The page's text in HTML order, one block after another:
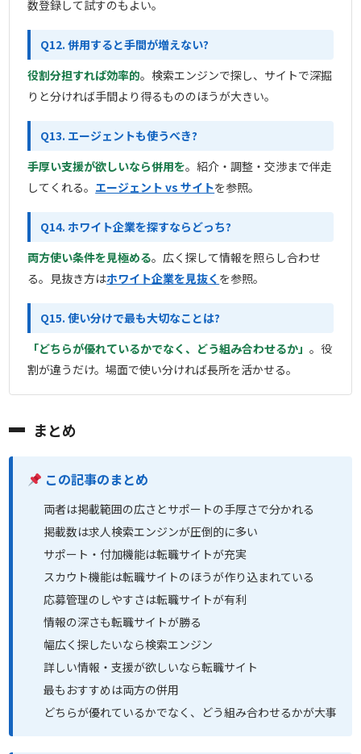
数登録して試すのもよい。
Q12. 併用すると手間が増えない?
役割分担すれば効率的。検索エンジンで探し、サイトで深掘
りと分ければ手間より得るもののほうが大きい。
Q13. エージェントも使うべき?
手厚い支援が欲しいなら併用を。紹介・調整・交渉まで伴走
してくれる。 エージェント vs サイトを参照。
Q14. ホワイト企業を探すならどっち?
両方使い条件を見極める。広く探して情報を照らし合わせ
る。見抜き方はホワイト企業を見抜く を参照。
Q15. 使い分けで最も大切なことは?
「どちらが優れているかでなく、どう組み合わせるか」。役
割が違うだけ。場面で使い分ければ長所を活かせる。
まとめ
この記事のまとめ
両者は掲載範囲の広さとサポートの手厚さで分かれる
掲載数は求人検索エンジンが圧倒的に多い
サポート・付加機能は転職サイトが充実
スカウト機能は転職サイトのほうが作り込まれている
応募管理のしやすさは転職サイトが有利
情報の深さも転職サイトが勝る
幅広く探したいなら検索エンジン
詳しい情報・支援が欲しいなら転職サイト
最もおすすめは両方の併用
どちらが優れているかでなく、どう組み合わせるかが大事